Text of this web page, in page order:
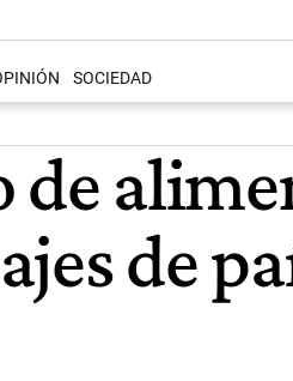
SOCIEDAD
de
de